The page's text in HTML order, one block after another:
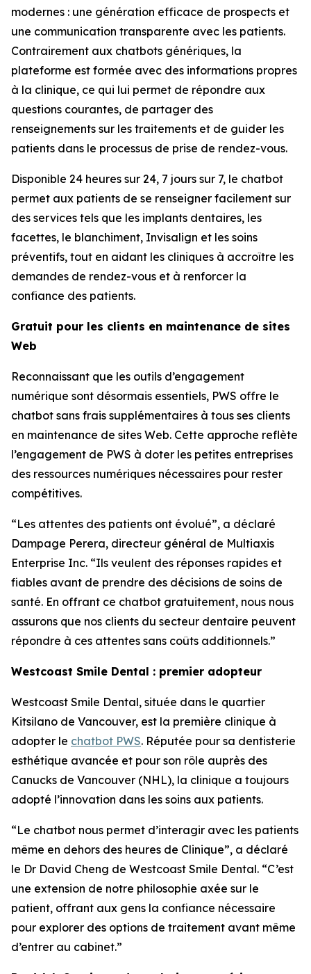
modernes : une génération efficace de prospects et
une communication transparente avec les patients.
Contrairement aux chatbots génériques, la
plateforme est formée avec des informations propres
à la clinique, ce qui lui permet de répondre aux
questions courantes, de partager des
renseignements sur les traitements et de guider les
patients dans le processus de prise de rendez-vous.
Disponible 24 heures sur 24, 7 jours sur 7, le chatbot
permet aux patients de se renseigner facilement sur
des services tels que les implants dentaires, les
facettes, le blanchiment, Invisalign et les soins
préventifs, tout en aidant les cliniques à accroître les
demandes de rendez-vous et à renforcer la
confiance des patients.
Gratuit pour les clients en maintenance de sites
Web
Reconnaissant que les outils d’engagement
numérique sont désormais essentiels, PWS offre le
chatbot sans frais supplémentaires à tous ses clients
en maintenance de sites Web. Cette approche reflète
l’engagement de PWS à doter les petites entreprises
des ressources numériques nécessaires pour rester
compétitives.
“Les attentes des patients ont évolué”, a déclaré
Dampage Perera, directeur général de Multiaxis
Enterprise Inc. “Ils veulent des réponses rapides et
fiables avant de prendre des décisions de soins de
santé. En offrant ce chatbot gratuitement, nous nous
assurons que nos clients du secteur dentaire peuvent
répondre à ces attentes sans coûts additionnels.”
Westcoast Smile Dental : premier adopteur
Westcoast Smile Dental, située dans le quartier
Kitsilano de Vancouver, est la première clinique à
adopter le chatbot PWS. Réputée pour sa dentisterie
esthétique avancée et pour son rôle auprès des
Canucks de Vancouver (NHL), la clinique a toujours
adopté l’innovation dans les soins aux patients.
“Le chatbot nous permet d’interagir avec les patients
même en dehors des heures de Clinique”, a déclaré
le Dr David Cheng de Westcoast Smile Dental. “C’est
une extension de notre philosophie axée sur le
patient, offrant aux gens la confiance nécessaire
pour explorer des options de traitement avant même
d’entrer au cabinet.”